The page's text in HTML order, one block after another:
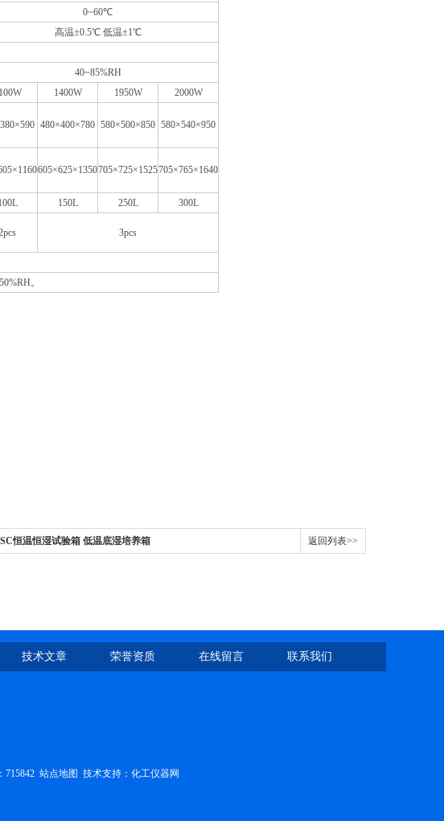
0~60℃
高温±0.5℃ 低温±1℃
40~85%RH
1400W 1950W
2000W
480×400×780 580×500×850 580×540×950
605×625×1350705×725×1525705×765×1640
150L 250L
300L
3pcs
。
恒温恒湿试验箱 低温底湿培养箱 返回列表>>
技术文章 荣誉资质 在线留言 联系我们
715842 站点地图 技术支持： 化工仪器网